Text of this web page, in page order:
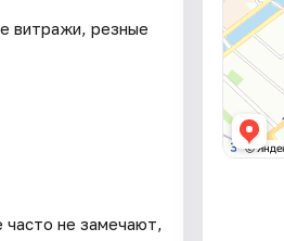
витражи, резные
не замечают,